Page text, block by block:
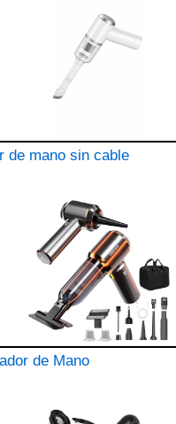
de mano sin cable
de Mano